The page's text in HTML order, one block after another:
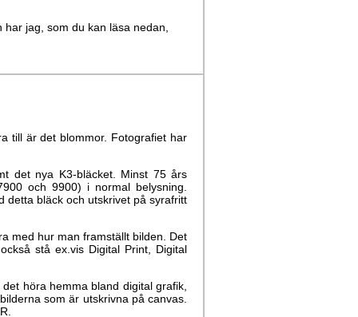
jag, som du kan läsa nedan,
till är det blommor. Fotografiet har
det nya K3-bläcket. Minst 75 års
och 9900) i normal belysning.
detta bläck och utskrivet på syrafritt
med hur man framställt bilden. Det
stå ex.vis Digital Print, Digital
höra hemma bland digital grafik,
som är utskrivna på canvas.